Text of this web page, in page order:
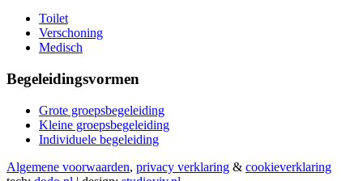
Toilet
Verschoning
Medisch
Begeleidingsvormen
Grote groepsbegeleiding
Kleine groepsbegeleiding
Individuele begeleiding
Algemene voorwaarden, privacy verklaring & cookieverklaring